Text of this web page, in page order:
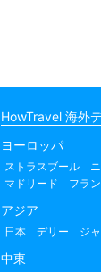
HowTravel 海外
ヨーロッパ
ストラスブール
マドリード
フラ
アジア
日本 デリー ジ
中東